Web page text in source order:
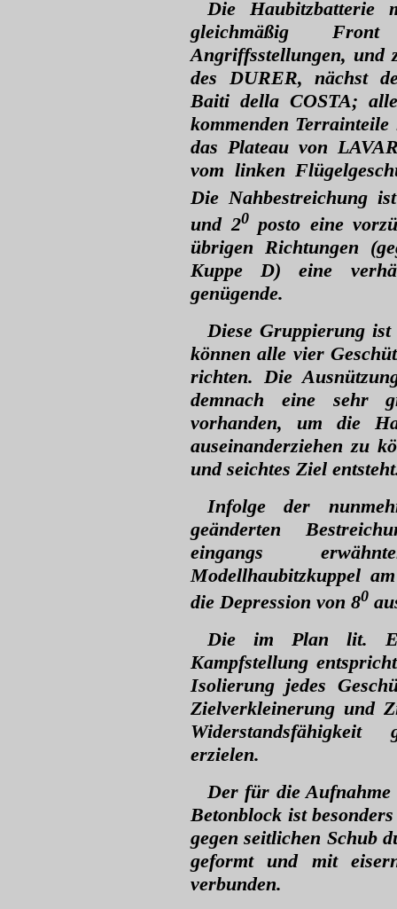
Die Haubitzbatterie
gleichmäßig
Angriffsstellungen, und
des DURER, nächst
Baiti della COSTA;
kommenden
das Plateau von
vom linken
Die Nahbestreichung
und 20posto eine
übrigen Richtungen
Kuppe D) eine
genügende.
Diese Gruppierung
können alle vier
richten. Die
demnach eine sehr
vorhanden, um die
auseinanderziehen zu
und seichtes Ziel
Infolge der
geänderten
eingangs
Modellhaubitzkuppel
die Depression von 80
Die im Plan lit. E
Kampfstellung
Isolierung jedes
Zielverkleinerung und
Widerstandsfähigkeit
erzielen.
Der für die Aufnahme
Betonblock ist
gegen seitlichen Schub
geformt und mit
verbunden.